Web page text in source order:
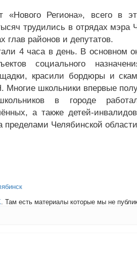
«Нового Региона», всего
трудились в отрядах мэра
глав районов и депутатов.
4 часа в день. В основном
социального
красили бордюры и
Многие школьники впервые
в городе
а также детей-
пределами Челябинской
. Там есть материалы которые мы не